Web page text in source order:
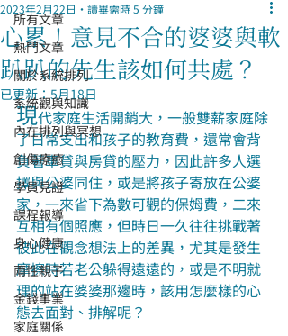
所有文章
熱門文章
關於系統排列
系統觀與知識
內在排列與冥想
創傷療癒
學員見證
課程報導
身心健康
兩性親子
金錢事業
家庭關係
心累！意見不合的婆婆與軟
趴趴的先生該如何共處？
2023年2月22日 讀畢需時 5 分鐘
已更新：5月18日
現代家庭生活開銷大，一般雙薪家庭除
了日常支出和孩子的教育費，還常會背
負著車貸與房貸的壓力，因此許多人選
擇與公婆同住，或是將孩子寄放在公婆
家，一來省下為數可觀的保姆費，二來
互相有個照應，但時日一久往往挑戰著
彼此在觀念想法上的差異，尤其是發生
摩擦時若老公躲得遠遠的，或是不明就
理的站在婆婆那邊時，該用怎麼樣的心
態去面對、排解呢？